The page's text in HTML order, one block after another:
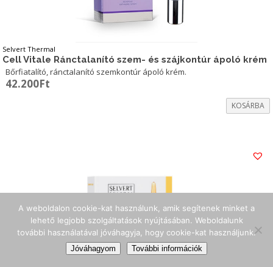
Selvert Thermal
Cell Vitale Ránctalanító szem- és szájkontúr ápoló krém
Bőrfiatalító, ránctalanító szemkontúr ápoló krém.
42.200Ft
KOSÁRBA
A weboldalon cookie-kat használunk, amik segítenek minket a
lehető legjobb szolgáltatások nyújtásában. Weboldalunk
további használatával jóváhagyja, hogy cookie-kat használjunk.
Jóváhagyom További információk